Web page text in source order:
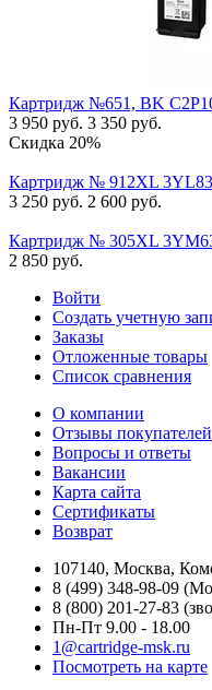
Картридж №651, BK
3 950 руб. 3 350 руб.
Скидка 20%
Картридж № 912XL
3 250 руб. 2 600 руб.
Картридж № 305XL
2 850 руб.
Войти
Создать учетную
Заказы
Отложенные товары
Список сравнения
О компании
Отзывы покупателей
Вопросы и ответы
Вакансии
Карта сайта
Сертификаты
Возврат
107140, Москва,
8 (499) 348-98-09
8 (800) 201-27-83
Пн-Пт 9.00 - 18.00
1@cartridge-msk.ru
Посмотреть на карте